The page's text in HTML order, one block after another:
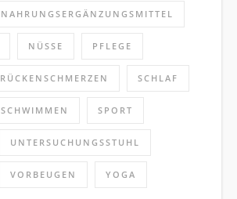
NAHRUNGSERGÄNZUNGSMITTEL
NÜSSE PFLEGE
RÜCKENSCHMERZEN SCHLAF
SCHWIMMEN SPORT
UNTERSUCHUNGSSTUHL
VORBEUGEN YOGA